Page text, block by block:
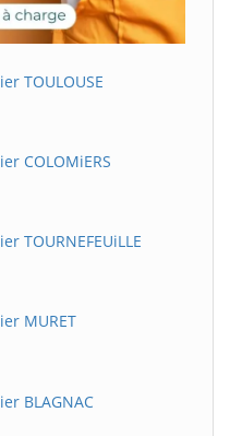
TOULOUSE
COLOMiERS
TOURNEFEUiLLE
MURET
BLAGNAC